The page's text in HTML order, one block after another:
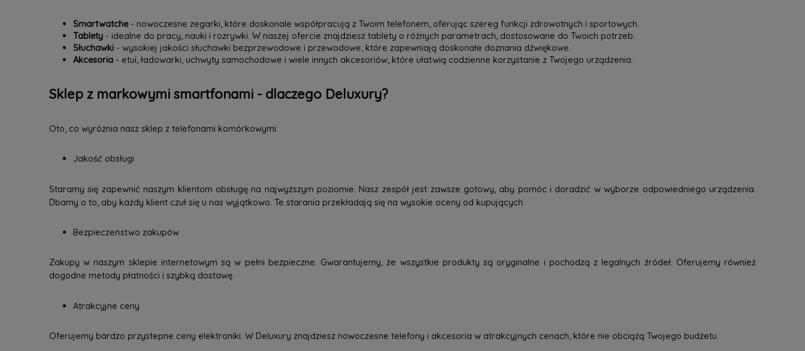
Smartwatche- nowoczesne zegarki, które doskonale współpracują z Twoim telefonem, oferując szereg funkcji zdrowotnych i sportowych.
Tablety - idealne do pracy, nauki i rozrywki. W naszej ofercie znajdziesz tablety o różnych parametrach, dostosowane do Twoich potrzeb.
Słuchawki - wysokiej jakości słuchawki bezprzewodowe i przewodowe, które zapewniają doskonałe doznania dźwiękowe.
Akcesoria - etui, ładowarki, uchwyty samochodowe i wiele innych akcesoriów, które ułatwią codzienne korzystanie z Twojego urządzenia.
Sklep z markowymi smartfonami - dlaczego Deluxury?
Oto, co wyróżnia nasz sklep z telefonami komórkowymi:
Jakość obsługi
Staramy się zapewnić naszym klientom obsługę na najwyższym poziomie. Nasz zespół jest zawsze gotowy, aby pomóc i doradzić w wyborze odpowiedniego urządzenia.
Dbamy o to, aby każdy klient czuł się u nas wyjątkowo. Te starania przekładają się na wysokie oceny od kupujących.
Bezpieczeństwo zakupów
Zakupy w naszym sklepie internetowym są w pełni bezpieczne. Gwarantujemy, że wszystkie produkty są oryginalne i pochodzą z legalnych źródeł. Oferujemy również
dogodne metody płatności i szybką dostawę.
Atrakcyjne ceny
Oferujemy bardzo przystepne ceny elektroniki. W Deluxury znajdziesz nowoczesne telefony i akcesoria w atrakcyjnych cenach, które nie obciążą Twojego budżetu.